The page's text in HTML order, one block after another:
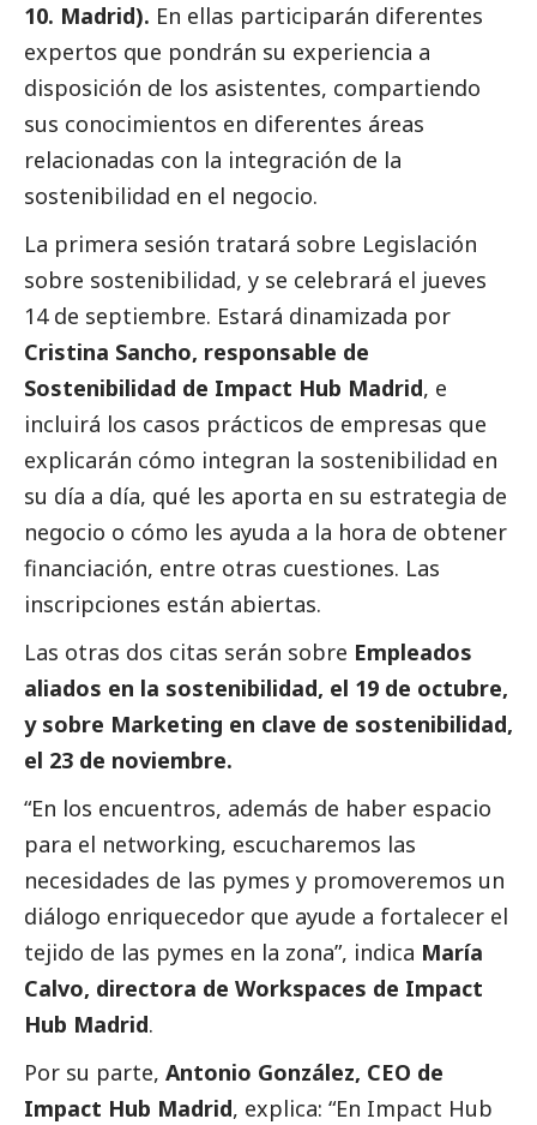
10. Madrid). En ellas participarán diferentes
expertos que pondrán su experiencia a
disposición de los asistentes, compartiendo
sus conocimientos en diferentes áreas
relacionadas con la integración de la
sostenibilidad en el negocio.
La primera sesión tratará sobre Legislación
sobre sostenibilidad, y se celebrará el jueves
14 de septiembre. Estará dinamizada por
Cristina Sancho, responsable de
Sostenibilidad de Impact Hub Madrid, e
incluirá los casos prácticos de empresas que
explicarán cómo integran la sostenibilidad en
su día a día, qué les aporta en su estrategia de
negocio o cómo les ayuda a la hora de obtener
financiación, entre otras cuestiones. Las
inscripciones están abiertas.
Las otras dos citas serán sobre Empleados
aliados en la sostenibilidad, el 19 de octubre,
y sobre Marketing en clave de sostenibilidad,
el 23 de noviembre.
“En los encuentros, además de haber espacio
para el networking, escucharemos las
necesidades de las pymes y promoveremos un
diálogo enriquecedor que ayude a fortalecer el
tejido de las pymes en la zona”, indica María
Calvo, directora de Workspaces de Impact
Hub Madrid.
Por su parte, Antonio González, CEO de
Impact Hub Madrid, explica: “En Impact Hub